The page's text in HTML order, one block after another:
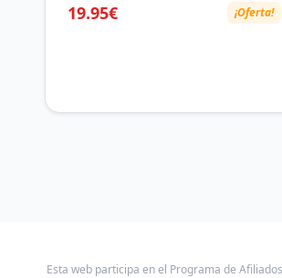
19.95€ ¡Oferta!
Esta web participa en el Programa de